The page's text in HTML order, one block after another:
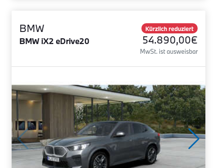
BMW
BMW iX2 eDrive20
Kürzlich reduziert
54.890,00€
MwSt. ist ausweisbar